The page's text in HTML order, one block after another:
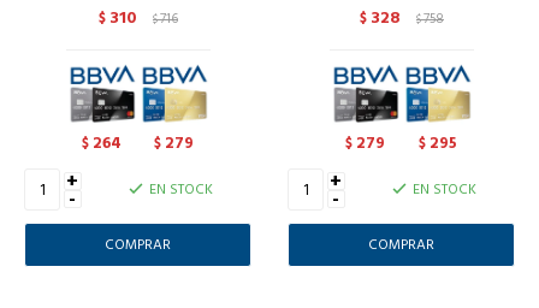
$ 310 $716
$ 264 $ 279
+
- EN STOCK
$ 328 $758
$ 279 $ 295
+
- EN STOCK